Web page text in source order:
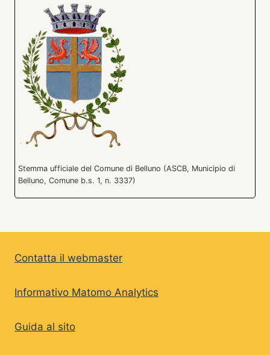
Stemma ufficiale del Comune di Belluno (ASCB, Municipio di
Belluno, Comune b.s. 1, n. 3337)
Contatta il webmaster
Informativo Matomo Analytics
Guida al sito